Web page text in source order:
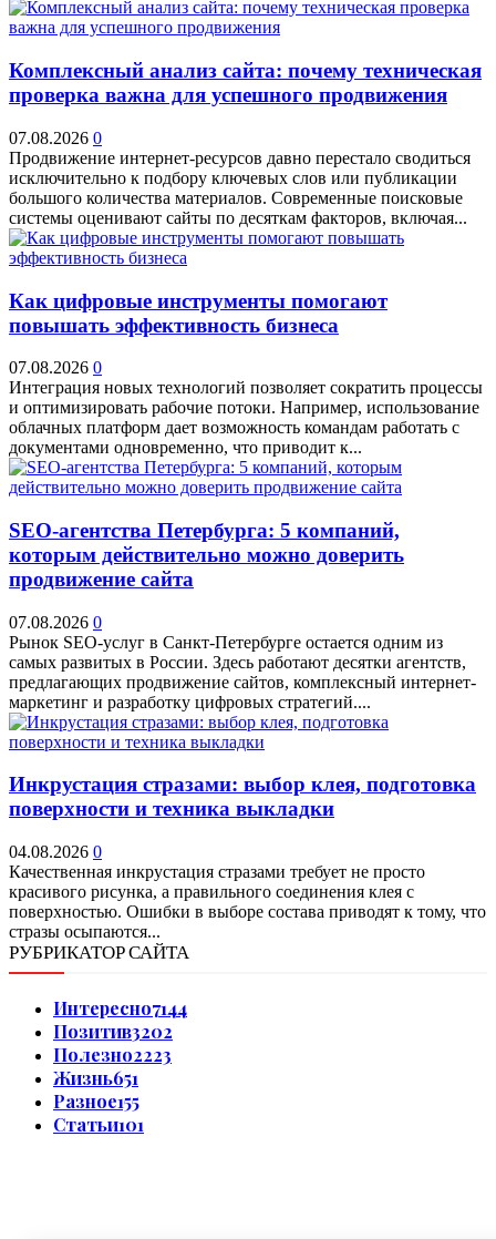
Комплексный анализ сайта: почему техническая
проверка важна для успешного продвижения
07.08.2026 0
Продвижение интернет-ресурсов давно перестало сводиться
исключительно к подбору ключевых слов или публикации
большого количества материалов. Современные поисковые
системы оценивают сайты по десяткам факторов, включая...
Как цифровые инструменты помогают
повышать эффективность бизнеса
07.08.2026 0
Интеграция новых технологий позволяет сократить процессы
и оптимизировать рабочие потоки. Например, использование
облачных платформ дает возможность командам работать с
документами одновременно, что приводит к...
SEO-агентства Петербурга: 5 компаний,
которым действительно можно доверить
продвижение сайта
07.08.2026 0
Рынок SEO-услуг в Санкт-Петербурге остается одним из
самых развитых в России. Здесь работают десятки агентств,
предлагающих продвижение сайтов, комплексный интернет-
маркетинг и разработку цифровых стратегий....
Инкрустация стразами: выбор клея, подготовка
поверхности и техника выкладки
04.08.2026 0
Качественная инкрустация стразами требует не просто
красивого рисунка, а правильного соединения клея с
поверхностью. Ошибки в выборе состава приводят к тому, что
стразы осыпаются...
РУБРИКАТОР САЙТА
Интересно7144
Позитив3202
Полезно2223
Жизнь651
Разное155
Статьи101